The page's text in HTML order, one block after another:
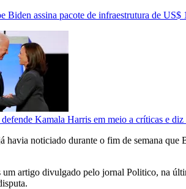
Biden assina pacote de infraestrutura de US$
Kamala Harris em meio a críticas e diz
havia noticiado durante o fim de semana que
artigo divulgado pelo jornal Politico, na